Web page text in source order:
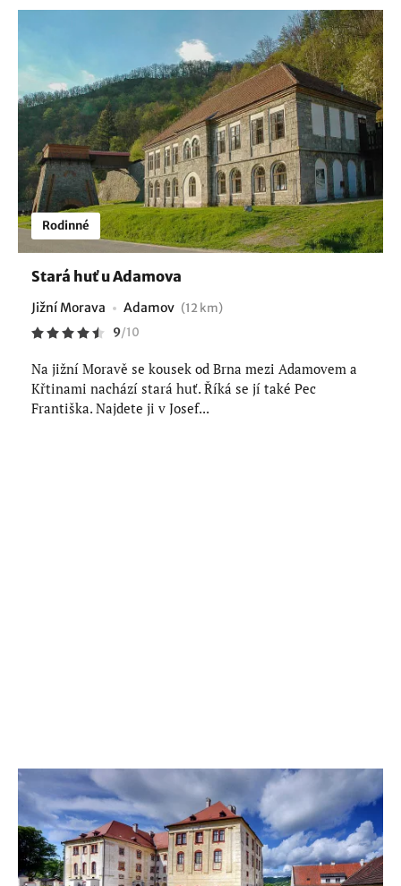
Rodinné
Stará huť u Adamova
Jižní Morava Adamov (12 km)
9/10
Na jižní Moravě se kousek od Brna mezi Adamovem a
Křtinami nachází stará huť. Říká se jí také Pec
Františka. Najdete ji v Josef...